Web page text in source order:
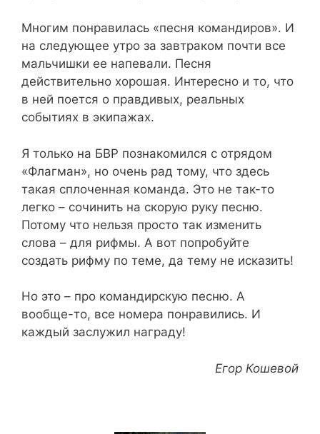
Многим понравилась «песня командиров». И
на следующее утро за завтраком почти все
мальчишки ее напевали. Песня
действительно хорошая. Интересно и то, что
в ней поется о правдивых, реальных
событиях в экипажах.
Я только на БВР познакомился с отрядом
«Флагман», но очень рад тому, что здесь
такая сплоченная команда. Это не так-то
легко – сочинить на скорую руку песню.
Потому что нельзя просто так изменить
слова – для рифмы. А вот попробуйте
создать рифму по теме, да тему не исказить!
Но это – про командирскую песню. А
вообще-то, все номера понравились. И
каждый заслужил награду!
Егор Кошевой